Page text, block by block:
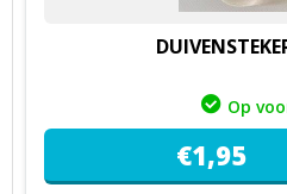
Op
€1,95